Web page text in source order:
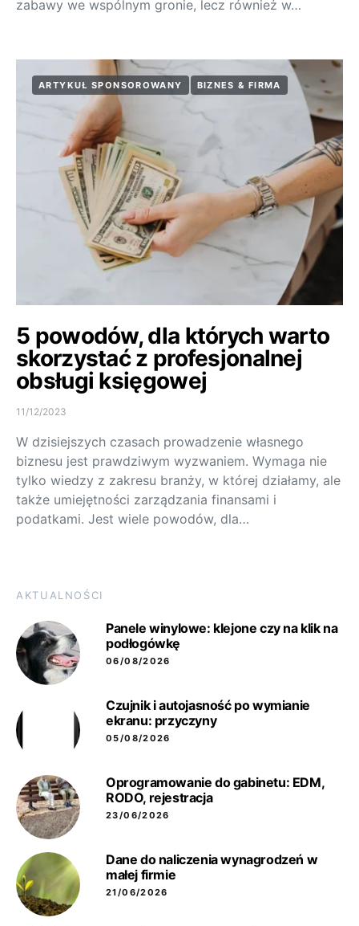
zabawy we wspólnym gronie, lecz również w…
ARTYKUŁ SPONSOROWANY BIZNES & FIRMA
5 powodów, dla których warto
skorzystać z profesjonalnej
obsługi księgowej
11/12/2023
W dzisiejszych czasach prowadzenie własnego
biznesu jest prawdziwym wyzwaniem. Wymaga nie
tylko wiedzy z zakresu branży, w której działamy, ale
także umiejętności zarządzania finansami i
podatkami. Jest wiele powodów, dla…
AKTUALNOŚCI
Panele winylowe: klejone czy na klik na
podłogówkę
06/08/2026
Czujnik i autojasność po wymianie
ekranu: przyczyny
05/08/2026
Oprogramowanie do gabinetu: EDM,
RODO, rejestracja
23/06/2026
Dane do naliczenia wynagrodzeń w
małej firmie
21/06/2026